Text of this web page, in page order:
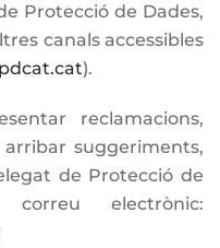
Protecció de Dades,
canals accessibles
).
reclamacions,
suggeriments,
de Protecció de
electrònic: